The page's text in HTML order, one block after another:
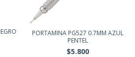
PORTAMINA PG527 0.7MM AZUL
PENTEL
$5.800